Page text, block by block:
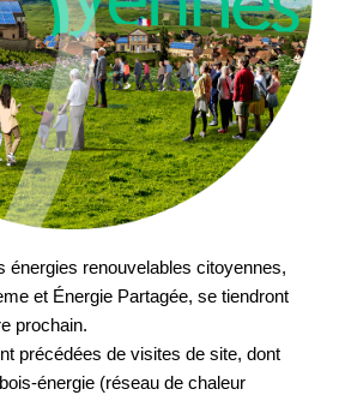
énergies renouvelables citoyennes,
et Énergie Partagée, se tiendront
prochain.
précédées de visites de site, dont
énergie (réseau de chaleur